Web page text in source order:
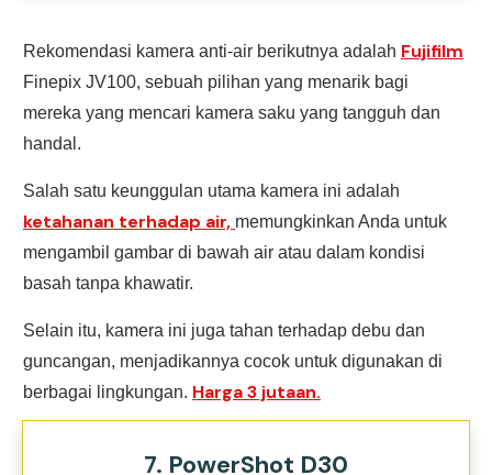
Rekomendasi kamera anti-air berikutnya adalah Fujifilm
Finepix JV100, sebuah pilihan yang menarik bagi
mereka yang mencari kamera saku yang tangguh dan
handal.
Salah satu keunggulan utama kamera ini adalah
ketahanan terhadap air, memungkinkan Anda untuk
mengambil gambar di bawah air atau dalam kondisi
basah tanpa khawatir.
Selain itu, kamera ini juga tahan terhadap debu dan
guncangan, menjadikannya cocok untuk digunakan di
berbagai lingkungan. Harga 3 jutaan.
7. PowerShot D30